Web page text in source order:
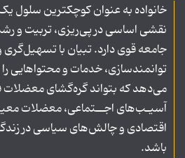
خانواده به عنوان کوچکترین سلول
نقشی اساسی در پی‌ریزی، تربیت و
جامعه قوی دارد. تبیان با تسهیل‌گری
توانمندسازی، خدمات و محتواهایی را
می‌دهد که بتواند گره‌گشای معضلات
آسیـب‌های اجــتماعی، معضلات
اقتصادی و چالش‌های سیاسی در
باشد.